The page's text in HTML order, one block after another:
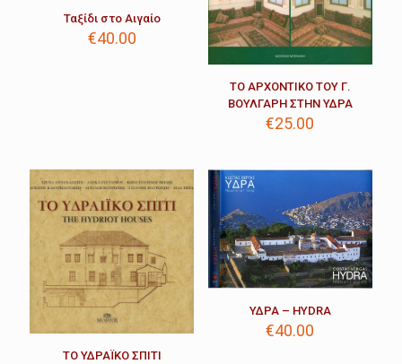
Ταξίδι στο Αιγαίο
€40.00
ΤΟ ΑΡΧΟΝΤΙΚΟ ΤΟΥ Γ.
ΒΟΥΛΓΑΡΗ ΣΤΗΝ ΥΔΡΑ
€25.00
ΤΟ ΥΔΡΑΪΚΟ ΣΠΙΤΙ
ΥΔΡΑ – HYDRA
€40.00